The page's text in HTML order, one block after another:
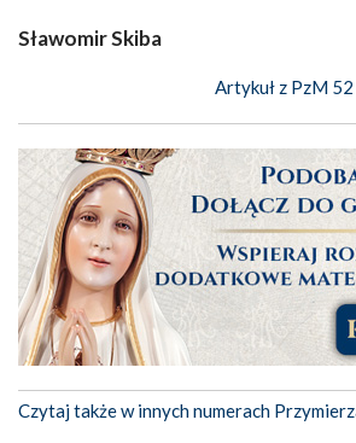
Sławomir Skiba
Artykuł z PzM
Czytaj także w innych numerach